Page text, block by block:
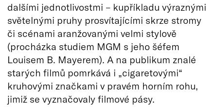
dalšími jednotlivostmi – kupříkladu výraznými
světelnými pruhy prosvítajícími skrze stromy
či scénami aranžovanými velmi stylově
(procházka studiem MGM s jeho šéfem
Louisem B. Mayerem). A na publikum znalé
starých filmů pomrkává i „cigaretovými“
kruhovými značkami v pravém horním rohu,
jimiž se vyznačovaly filmové pásy.